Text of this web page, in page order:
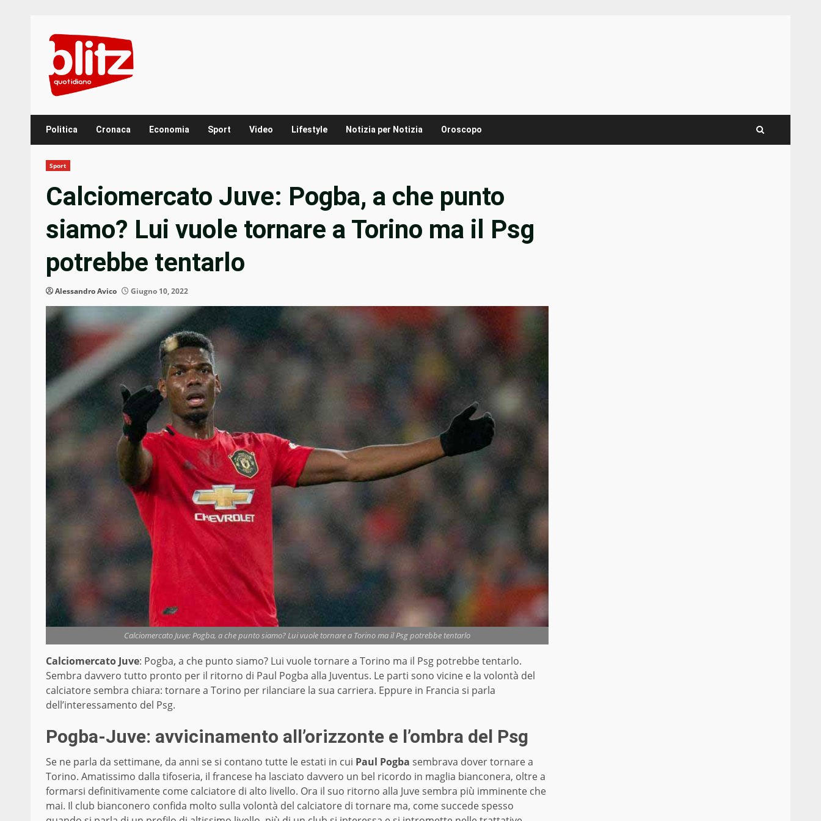
content
Politica Cronaca Economia Sport Video Lifestyle Notizia per Notizia Oroscopo
Sport
Calciomercato Juve: Pogba, a che punto
siamo? Lui vuole tornare a Torino ma il Psg
potrebbe tentarlo
Alessandro Avico Giugno 10, 2022
Calciomercato Juve: Pogba, a che punto siamo? Lui vuole tornare a Torino ma il Psg potrebbe tentarlo
Calciomercato Juve: Pogba, a che punto siamo? Lui vuole tornare a Torino ma il Psg potrebbe tentarlo.
Sembra davvero tutto pronto per il ritorno di Paul Pogba alla Juventus. Le parti sono vicine e la volontà del
calciatore sembra chiara: tornare a Torino per rilanciare la sua carriera. Eppure in Francia si parla
dell’interessamento del Psg.
Pogba-Juve: avvicinamento all’orizzonte e l’ombra del Psg
Se ne parla da settimane, da anni se si contano tutte le estati in cui Paul Pogba sembrava dover tornare a
Torino. Amatissimo dalla tifoseria, il francese ha lasciato davvero un bel ricordo in maglia bianconera, oltre a
formarsi definitivamente come calciatore di alto livello. Ora il suo ritorno alla Juve sembra più imminente che
mai. Il club bianconero confida molto sulla volontà del calciatore di tornare ma, come succede spesso